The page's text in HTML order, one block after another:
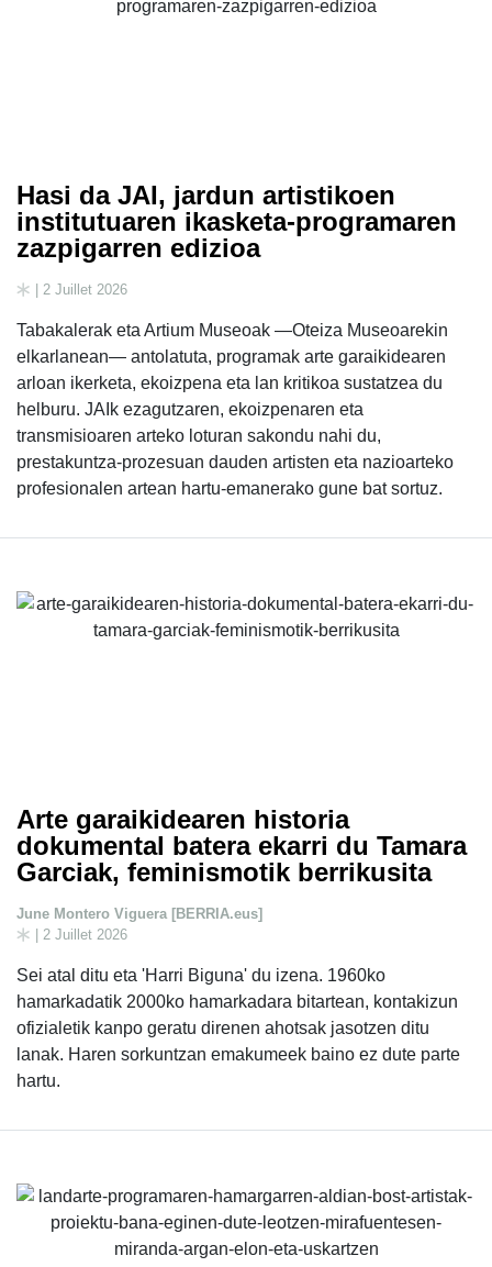
Hasi da JAI, jardun artistikoen
institutuaren ikasketa-programaren
zazpigarren edizioa
| 2 Juillet 2026
Tabakalerak eta Artium Museoak —Oteiza Museoarekin
elkarlanean— antolatuta, programak arte garaikidearen
arloan ikerketa, ekoizpena eta lan kritikoa sustatzea du
helburu. JAIk ezagutzaren, ekoizpenaren eta
transmisioaren arteko loturan sakondu nahi du,
prestakuntza-prozesuan dauden artisten eta nazioarteko
profesionalen artean hartu-emanerako gune bat sortuz.
Arte garaikidearen historia
dokumental batera ekarri du Tamara
Garciak, feminismotik berrikusita
June Montero Viguera [BERRIA.eus]
| 2 Juillet 2026
Sei atal ditu eta 'Harri Biguna' du izena. 1960ko
hamarkadatik 2000ko hamarkadara bitartean, kontakizun
ofizialetik kanpo geratu direnen ahotsak jasotzen ditu
lanak. Haren sorkuntzan emakumeek baino ez dute parte
hartu.